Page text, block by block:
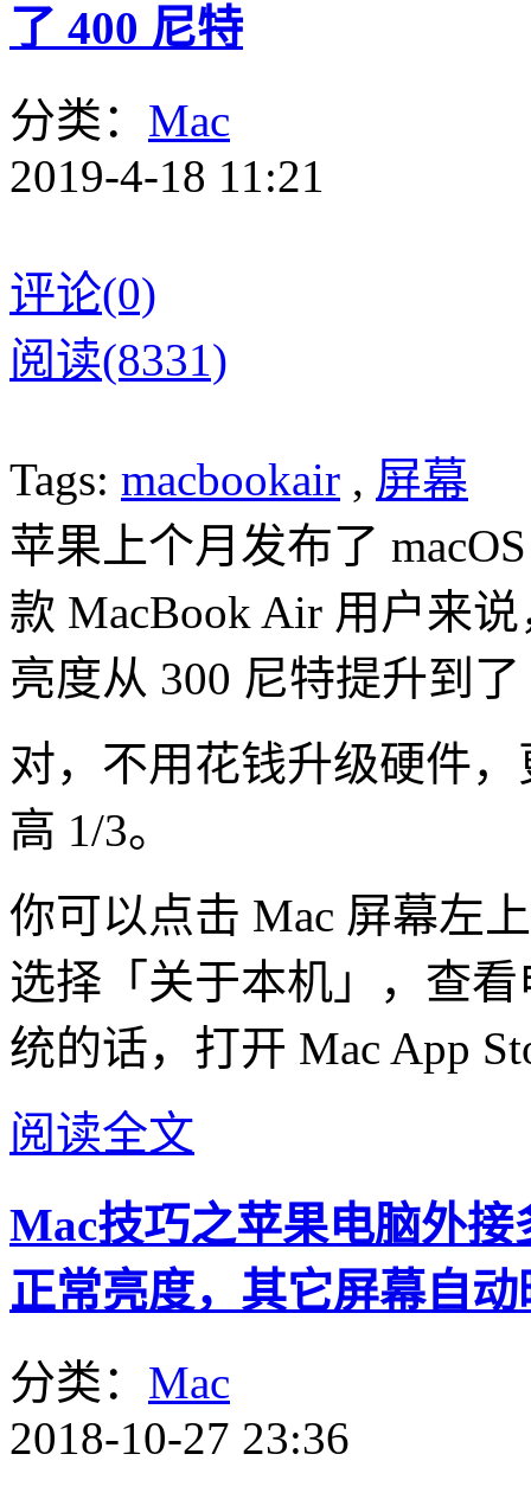
了 400 尼特
分类： Mac
2019-4-18 11:21
评论(0)
阅读(8331)
Tags: macbookair , 屏幕
苹果上个月发布了
款 MacBook Air 用户来
亮度从 300 尼特提升到
对，不用花钱升级硬件
高 1/3。
你可以点击 Mac 屏幕左
选择「关于本机」，查
统的话，打开 Mac App
阅读全文
Mac技巧之苹果电脑外
正常亮度，其它屏幕自动
分类： Mac
2018-10-27 23:36